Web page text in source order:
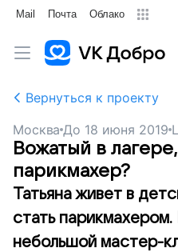
Mail Почта Облако
Вернуться к проекту
Москва До 18 июня 2019
Вожатый в
парикмахер?
Татьяна живет в
стать
небольшой мастер-